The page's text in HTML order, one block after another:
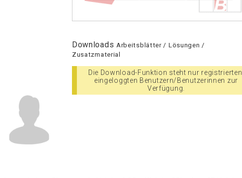
Downloads Arbeitsblätter / Lösungen /
Zusatzmaterial
Die Download-Funktion steht nur registrierten,
eingeloggten Benutzern/Benutzerinnen zur
Verfügung.